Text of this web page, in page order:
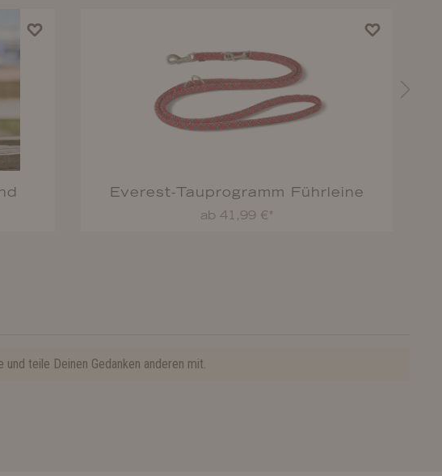
Everest-Tauprogramm Führleine
ab 41,99 €*
teile Deinen Gedanken anderen mit.